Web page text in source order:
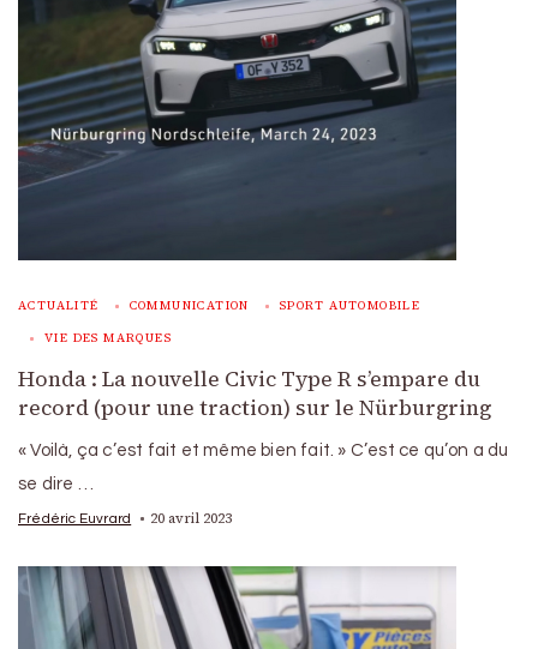
ACTUALITÉ COMMUNICATION SPORT AUTOMOBILE
VIE DES MARQUES
Honda : La nouvelle Civic Type R s’empare du
record (pour une traction) sur le Nürburgring
« Voilà, ça c’est fait et même bien fait. » C’est ce qu’on a du
se dire …
Frédéric Euvrard 20 avril 2023